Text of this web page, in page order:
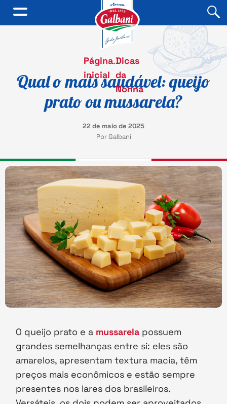
Página
inicial
.Dicas
da
Nonna
Qual o mais saudável: queijo
prato ou mussarela?
22 de maio de 2025
Por Galbani
O queijo prato e a mussarela possuem
grandes semelhanças entre si: eles são
amarelos, apresentam textura macia, têm
preços mais econômicos e estão sempre
presentes nos lares dos brasileiros.